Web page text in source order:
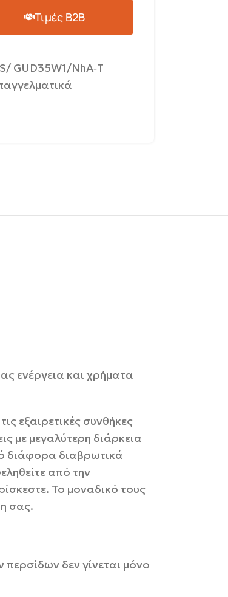
Τιμές B2B
GUD35W1/NhA‐T
ενέργεια και χρήματα
εξαιρετικές συνθήκες
με μεγαλύτερη διάρκεια
διάφορα διαβρωτικά
από την
Το μοναδικό τους
σας.
δεν γίνεται μόνο